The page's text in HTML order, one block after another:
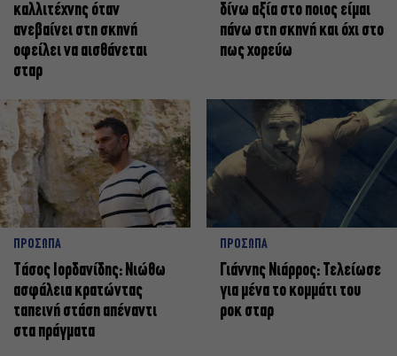
καλλιτέχνης όταν
ανεβαίνει στη σκηνή
οφείλει να αισθάνεται
σταρ
δίνω αξία στο ποιος είμαι
πάνω στη σκηνή και όχι στο
πως χορεύω
ΠΡΟΣΩΠΑ
Tάσος Ιορδανίδης: Νιώθω
ασφάλεια κρατώντας
ταπεινή στάση απέναντι
στα πράγματα
ΠΡΟΣΩΠΑ
Γιάννης Νιάρρος: Τελείωσε
για μένα το κομμάτι του
ροκ σταρ